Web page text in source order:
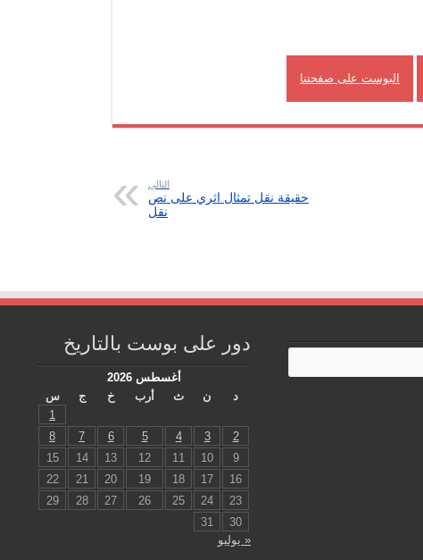
البوست على صفحتنا
التالي
حقيقة نقل تمثال اثري على نص
نقل
دور على بوست بالتاريخ
أغسطس 2026
د
ن ث أرب خ ج
س
1
2
3
4
5
6
7
8
9
10
11
12
13
14
15
16
17
18
19
20
21
22
23
24
25
26
27
28
29
30
31
« يوليو